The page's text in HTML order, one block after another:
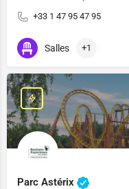
+33 1 47 95 47 95
Salles +1
Parc Astérix